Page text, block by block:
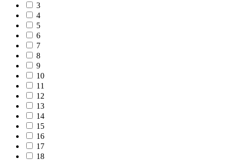
3
4
5
6
7
8
9
10
11
12
13
14
15
16
17
18